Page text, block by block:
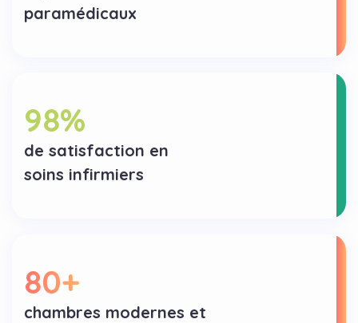
paramédicaux
98%
de satisfaction en
soins infirmiers
80+
chambres modernes et